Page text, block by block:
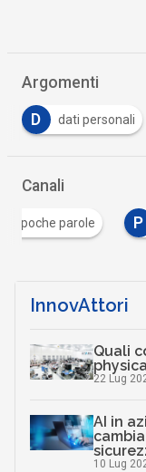
Argomenti
D dati personali
Canali
In poche parole P
InnovAttori
Quali
22 Lug
AI in
10 Lug